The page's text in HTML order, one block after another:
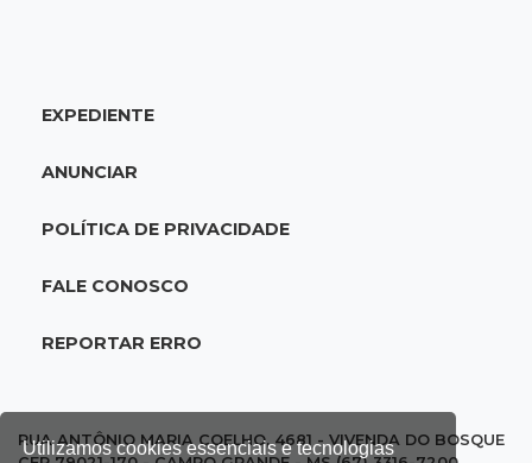
Utilizamos cookies essenciais e tecnologias
Árvore cai, bloqueia avenida e deixa comércio
causa incêndio no Santo Amaro
12:10Direito
EXPEDIENTE
ANUNCIAR
POLÍTICA DE PRIVACIDADE
FALE CONOSCO
REPORTAR ERRO
RUA ANTÔNIO MARIA COELHO, 4681 - VIVENDA DO BOSQUE